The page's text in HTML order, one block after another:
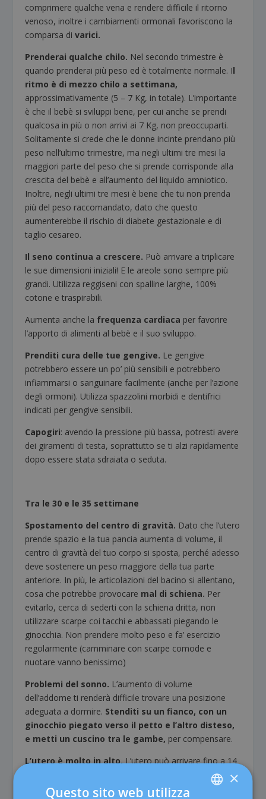
comprimere qualche vena e rendere difficile il ritorno
venoso, inoltre i cambiamenti ormonali favoriscono la
comparsa divarici.
Prenderai qualche chilo. Nel secondo trimestre è
quando prenderai più peso ed è totalmente normale. Il
ritmo è di mezzo chilo a settimana,
approssimativamente (5 – 7 Kg, in totale). L’importante
è che il bebè si sviluppi bene, per cui anche se prendi
qualcosa in più o non arrivi ai 7 Kg, non preoccuparti.
Solitamente si crede che le donne incinte prendano più
peso nell’ultimo trimestre, ma negli ultimi tre mesi la
maggiori parte del peso che si prende corrisponde alla
crescita del bebè e all’aumento del liquido amniotico.
Inoltre, negli ultimi tre mesi è bene che tu non prenda
più del peso raccomandato, dato che questo
aumenterebbe il rischio di diabete gestazionale e di
taglio cesareo.
Il seno continua a crescere. Può arrivare a triplicare
le sue dimensioni iniziali! E le areole sono sempre più
grandi. Utilizza reggiseni con spalline larghe, 100%
cotone e traspirabili.
Aumenta anche la frequenza cardiaca per favorire
l’apporto di alimenti al bebè e il suo sviluppo.
Prenditi cura delle tue gengive. Le gengive
potrebbero essere un po’ più sensibili e potrebbero
infiammarsi o sanguinare facilmente (anche per l’azione
degli ormoni). Utilizza spazzolini morbidi e dentifrici
indicati per gengive sensibili.
Capogiri: avendo la pressione più bassa, potresti avere
dei giramenti di testa, soprattutto se ti alzi rapidamente
dopo essere stata sdraiata o seduta.
Tra le 30 e le 35 settimane
Spostamento del centro di gravità. Dato che l’utero
prende spazio e la tua pancia aumenta di volume, il
centro di gravità del tuo corpo si sposta, perché adesso
deve sostenere un peso maggiore della tua parte
anteriore. In più, le articolazioni del bacino si allentano,
cosa che potrebbe provocare mal di schiena. Per
evitarlo, cerca di sederti con la schiena dritta, non
utilizzare scarpe coi tacchi e abbassati piegando le
ginocchia. Non prendere molto peso e fa’ esercizio
regolarmente (camminare con scarpe comode e
nuotare vanno benissimo)
Problemi del sonno. L’aumento di volume
dell’addome ti renderà difficile trovare una posizione
adeguata a dormire. Stenditi su un fianco, con un
ginocchio piegato verso il petto e l’altro disteso,
e metti un cuscino tra le gambe, per compensare.
L’utero è molto in alto.L’utero può arrivare fino a 14
intestinali si spostino verso l’alto e che tu possa notare
×
Questo sito web utilizza